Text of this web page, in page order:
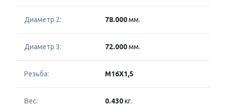
Диаметр 2: 78.000мм.
Диаметр 3: 72.000мм.
Резьба: M16X1,5
Вес: 0.430кг.